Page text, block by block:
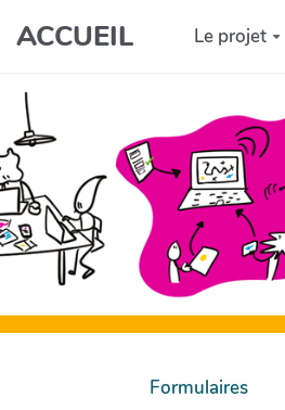
Aller au contenu principal
ACCUEIL Le projet
Formulaires